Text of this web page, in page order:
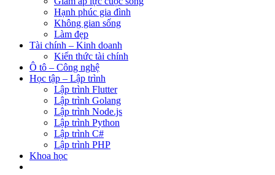
Hạnh phúc gia đình
Không gian sống
Làm đẹp
Tài chính – Kinh doanh
Kiến thức tài chính
Ô tô – Công nghệ
Học tập – Lập trình
Lập trình Flutter
Lập trình Golang
Lập trình Node.js
Lập trình Python
Lập trình C#
Lập trình PHP
Khoa học